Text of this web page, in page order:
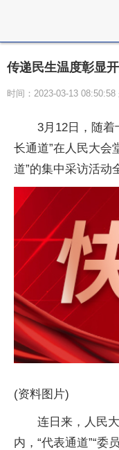
传递民生温度彰显
时间：2023-03-13
3月12日，随着
长通道”在人民大会
道”的集中采访活动
(资料图片)
连日来，人民
内，“代表通道”“委